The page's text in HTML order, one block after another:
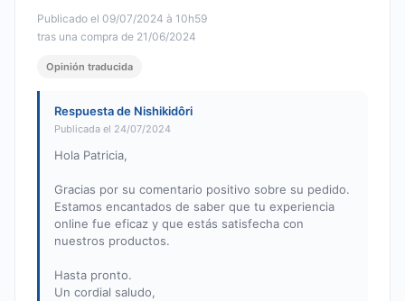
Publicado el 09/07/2024 à 10h59
tras una compra de 21/06/2024
Opinión traducida
Respuesta de Nishikidôri
Publicada el 24/07/2024
Hola Patricia,
Gracias por su comentario positivo sobre su pedido.
Estamos encantados de saber que tu experiencia
online fue eficaz y que estás satisfecha con
nuestros productos.
Hasta pronto.
Un cordial saludo,